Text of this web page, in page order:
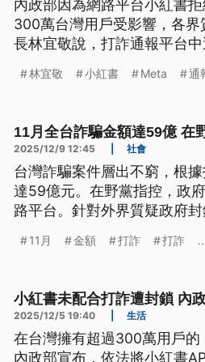
內政部因為網路平台小紅書
300萬台灣用戶受影響，各
長林宜敬說，打詐通報平台
林宜敬 小紅書 Meta 通
11月全台詐騙金額達59億 在
2025/12/9 12:45 社會
台灣詐騙案件層出不窮，根
達59億元。在野黨指控，政
路平台。針對外界質疑政府
11月 金額 打詐 打詐
小紅書未配合打詐遭封鎖 內
2025/12/5 19:40 生活
在台灣擁有超過300萬用戶
內政部宣布，依法將小紅書